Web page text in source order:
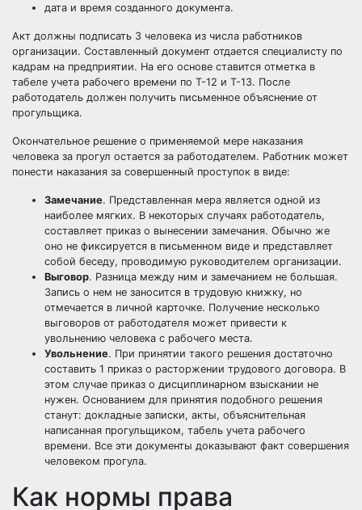
дата и время созданного документа.
Акт должны подписать 3 человека из числа работников
организации. Составленный документ отдается специалисту по
кадрам на предприятии. На его основе ставится отметка в
табеле учета рабочего времени по Т-12 и Т-13. После
работодатель должен получить письменное объяснение от
прогульщика.
Окончательное решение о применяемой мере наказания
человека за прогул остается за работодателем. Работник может
понести наказания за совершенный проступок в виде:
Замечание. Представленная мера является одной из
наиболее мягких. В некоторых случаях работодатель,
составляет приказ о вынесении замечания. Обычно же
оно не фиксируется в письменном виде и представляет
собой беседу, проводимую руководителем организации.
Выговор. Разница между ним и замечанием не большая.
Запись о нем не заносится в трудовую книжку, но
отмечается в личной карточке. Получение несколько
выговоров от работодателя может привести к
увольнению человека с рабочего места.
Увольнение. При принятии такого решения достаточно
составить 1 приказ о расторжении трудового договора. В
этом случае приказ о дисциплинарном взыскании не
нужен. Основанием для принятия подобного решения
станут: докладные записки, акты, объяснительная
написанная прогульщиком, табель учета рабочего
времени. Все эти документы доказывают факт совершения
человеком прогула.
Как нормы права